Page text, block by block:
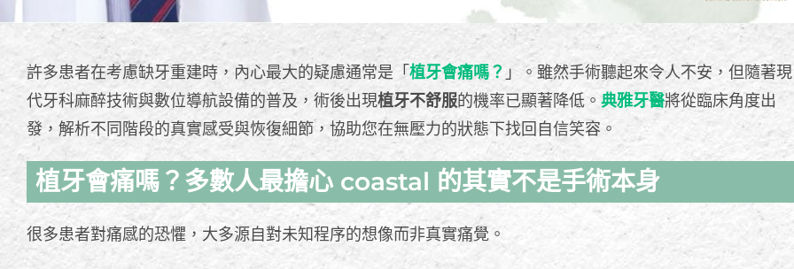
許多患者在考慮缺牙重建時，內心最大的疑慮通常是「植牙會痛嗎？ 」。雖然手術聽起來令人不安，但隨著現
代牙科麻醉技術與數位導航設備的普及，術後出現植牙不舒服的機率已顯著降低。 典雅牙醫將從臨床角度出
發，解析不同階段的真實感受與恢復細節，協助您在無壓力的狀態下找回自信笑容。
植牙會痛嗎？多數人最擔心 coastal 的其實不是手術本身
很多患者對痛感的恐懼，大多源自對未知程序的想像而非真實痛覺。